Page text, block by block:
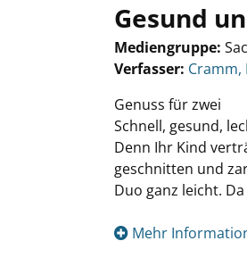
Gesund
Mediengruppe:
Verfasser: Suche
Cramm,
Genuss für zwei
Schnell, gesund,
Denn Ihr Kind
geschnitten und
Duo ganz leicht.
Mehr